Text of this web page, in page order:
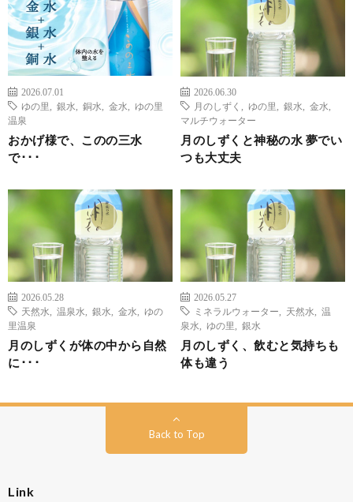
2026.07.01
ゆの里
銀水 銅水 金水
ゆの里
温泉
おかげ様で、このの三水
で･･･
2026.06.30
月のしずく
ゆの里 銀水 金水
マルチウォーター
月のしずくと神秘の水 夢でい
つも大丈夫
2026.05.28
天然水
温泉水 銀水 金水
ゆの
里温泉
月のしずくが体の中から自然
に･･･
2026.05.27
ミネラルウォーター
天然水
温
泉水
ゆの里 銀水
月のしずく、飲むと気持ちも
体も違う
Back to Top
Link